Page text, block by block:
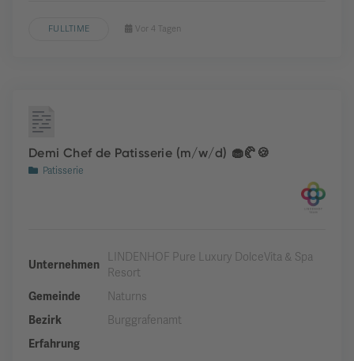
FULLTIME Vor 4 Tagen
Demi Chef de Patisserie (m/w/d) 🧁🥐🍪
Patisserie
Unternehmen
LINDENHOF Pure Luxury DolceVita & Spa
Resort
Gemeinde
Naturns
Bezirk
Burggrafenamt
Erfahrung